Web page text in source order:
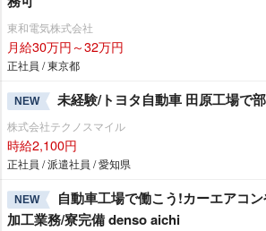
東和電気株式会社
月給30万円～32万円
正社員 / 東京都
NEW 未経験/トヨタ自動車 田原工場で
株式会社テクノスマイル
時給2,100円
正社員 / 派遣社員 / 愛知県
NEW
自動車工場で働こう!カーエアコ
加工業務/寮完備 denso aichi